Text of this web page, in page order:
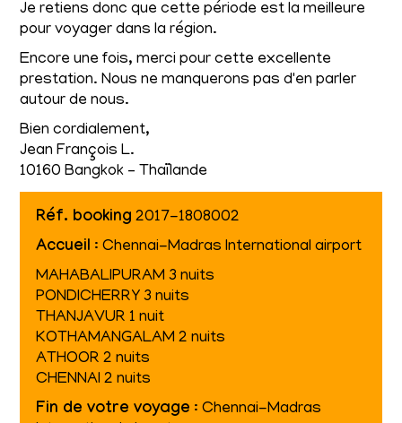
Je retiens donc que cette période est la meilleure
pour voyager dans la région.
Encore une fois, merci pour cette excellente
prestation. Nous ne manquerons pas d'en parler
autour de nous.
Bien cordialement,
Jean François L.
10160 Bangkok – Thaïlande
Réf. booking 2017-1808002
Accueil : Chennai-Madras International airport
MAHABALIPURAM 3 nuits
PONDICHERRY 3 nuits
THANJAVUR 1 nuit
KOTHAMANGALAM 2 nuits
ATHOOR 2 nuits
CHENNAI 2 nuits
Fin de votre voyage : Chennai-Madras